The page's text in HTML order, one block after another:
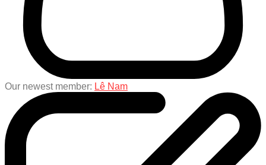
Our newest member: Lê Nam